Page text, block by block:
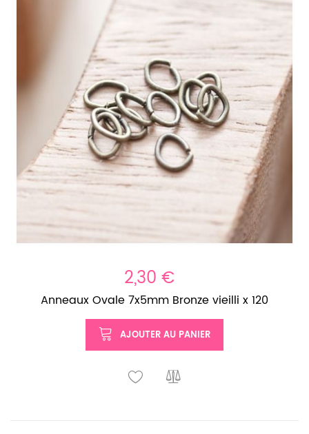
2,30 €
Anneaux Ovale 7x5mm Bronze vieilli x 120
AJOUTER AU PANIER